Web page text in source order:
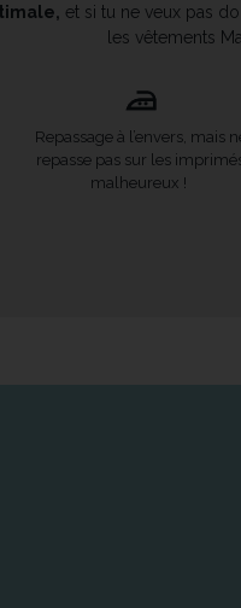
et si tu ne veux pas
les vêtements
Repassage à l’envers, mais
repasse pas sur les
malheureux !